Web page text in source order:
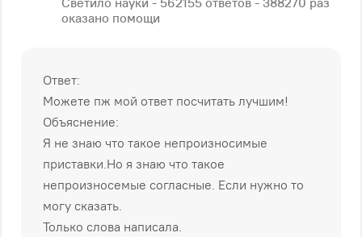
оказано помощи
Ответ:
Можете пж мой ответ посчитать лучшим!
Объяснение:
Я не знаю что такое непроизносимые
приставки.Но я знаю что такое
непроизносемые согласные. Если нужно то
могу сказать.
Только слова написала.